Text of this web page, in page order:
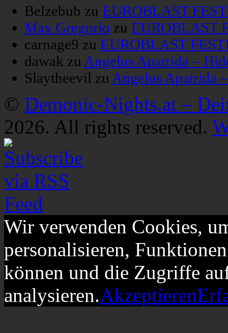
Belzebub zu EUROBLAST
Max Gregorio zu EUROBLAST
carnage9 zu EUROBLAST
dawak zu Angelus Apatrida –
Slaytheevil zu Angelus Apatrida
© Demonic-Nights.at –
2026. All rights reserved.
Wir verwenden Cookies,
personalisieren,
können und die Zugriffe
analysieren.Akzeptieren